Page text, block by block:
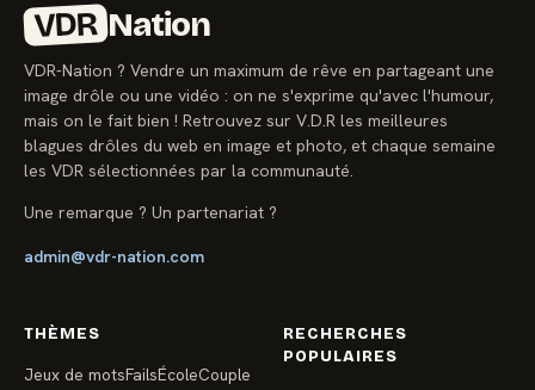
VDR Nation
VDR-Nation ? Vendre un maximum de rêve en partageant une
image drôle ou une vidéo : on ne s'exprime qu'avec l'humour,
mais on le fait bien ! Retrouvez sur V.D.R les meilleures
blagues drôles du web en image et photo, et chaque semaine
les VDR sélectionnées par la communauté.
Une remarque ? Un partenariat ?
admin@vdr-nation.com
THÈMES
Jeux de motsFailsÉcoleCouple
RECHERCHES
POPULAIRES